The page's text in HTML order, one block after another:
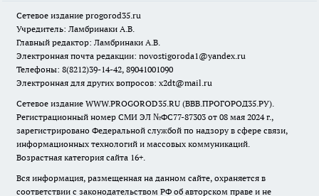
Сетевое издание progorod35.ru
Учредитель: Ламбринаки А.В.
Главный редактор: Ламбринаки А.В.
Электронная почта редакции: novostigoroda1@yandex.ru
Телефоны: 8(8212)39-14-42, 89041001090
Электронная для других вопросов: x2dt@mail.ru
Сетевое издание WWW.PROGOROD35.RU (ВВВ.ПРОГОРОД35.РУ).
Регистрационный номер СМИ ЭЛ №ФС77-87303 от 08 мая 2024 г.,
зарегистрировано Федеральной службой по надзору в сфере связи,
информационных технологий и массовых коммуникаций.
Возрастная категория сайта 16+.
Вся информация, размещенная на данном сайте, охраняется в
соответствии с законодательством РФ об авторском праве и не